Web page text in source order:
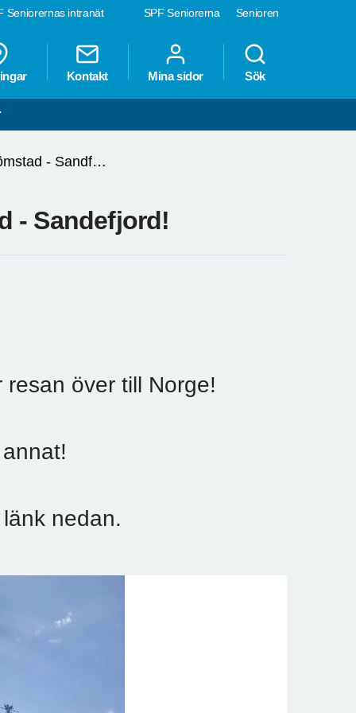
SPF Seniorerna Senioren
Seniorernas intranät
Kontakt Mina sidor Sök
Viktigt om vår resa till Strömstad - Sandfjord!
- Sandefjord!
över till Norge!
nedan.